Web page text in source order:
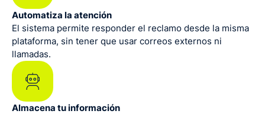
Automatiza la atención
El sistema permite responder el reclamo desde la misma
plataforma, sin tener que usar correos externos ni
llamadas.
Almacena tu información